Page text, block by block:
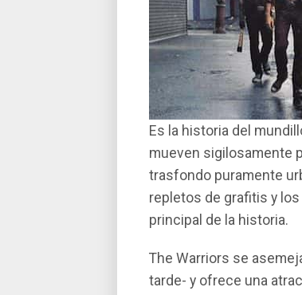
Es la historia del
mueven sigilosamente
trasfondo puramente
repletos de grafitis y
principal de la historia.
The Warriors se
tarde- y ofrece una